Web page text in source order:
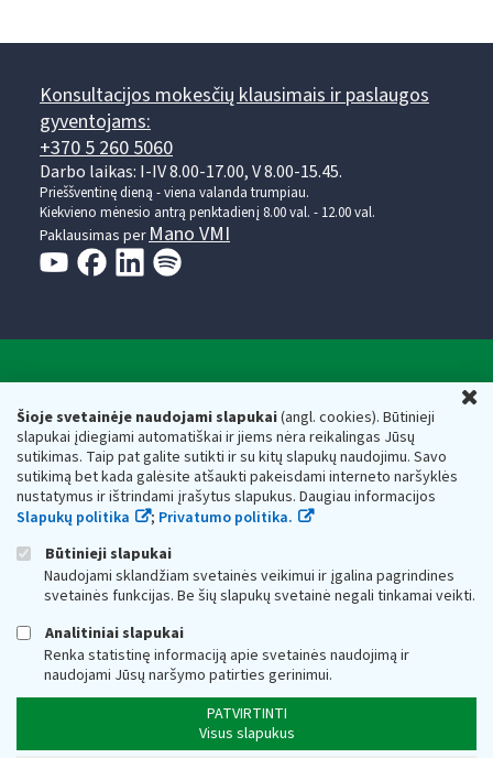
Šioje svetainėje naudojami slapukai(angl. cookies). Būtinieji
slapukai įdiegiami automatiškai ir jiems nėra reikalingas Jūsų
sutikimas. Taip pat galite sutikti ir su kitų slapukų naudojimu. Savo
sutikimą bet kada galėsite atšaukti pakeisdami interneto naršyklės
nustatymus ir ištrindami įrašytus slapukus. Daugiau informacijos
Slapukų politika
; Privatumo politika.
Būtinieji slapukai
Naudojami sklandžiam svetainės veikimui ir įgalina pagrindines
svetainės funkcijas. Be šių slapukų svetainė negali tinkamai veikti.
Analitiniai slapukai
Renka statistinę informaciją apie svetainės naudojimą ir
naudojami Jūsų naršymo patirties gerinimui.
PATVIRTINTI
Visus slapukus
Konsultacijos mokesčių klausimais ir paslaugos
gyventojams:
+370 5 260 5060
Darbo laikas: I-IV 8.00-17.00, V 8.00-15.45.
Prieššventinę dieną - viena valanda trumpiau.
Kiekvieno mėnesio antrą penktadienį 8.00 val. - 12.00 val.
Paklausimas per Mano VMI
Respublikos finansų ministerijos
Biudžetinė įstaiga. Juridinio asmens kodas — 188659752,
adresas: Vasario 16-osios g. 14, 01107 Vilnius, Lietuva, el.paštas:
vmi@vmi.lt, E. pristatymo dėžutės adresas 188659752
Duomenys apie Valstybinę mokesčių inspekciją prie Lietuvos
Respublikos finansų ministerijos kaupiami ir saugomi Juridinių